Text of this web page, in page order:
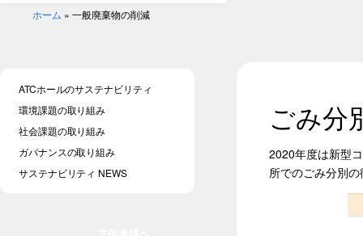
ホーム » 一般廃棄物の削減
ATCホールのサステナビリティ
環境課題の取り組み
社会課題の取り組み
ガバナンスの取り組み
サステナビリティ NEWS
ごみ分
2020年度は新型
所でのごみ分別